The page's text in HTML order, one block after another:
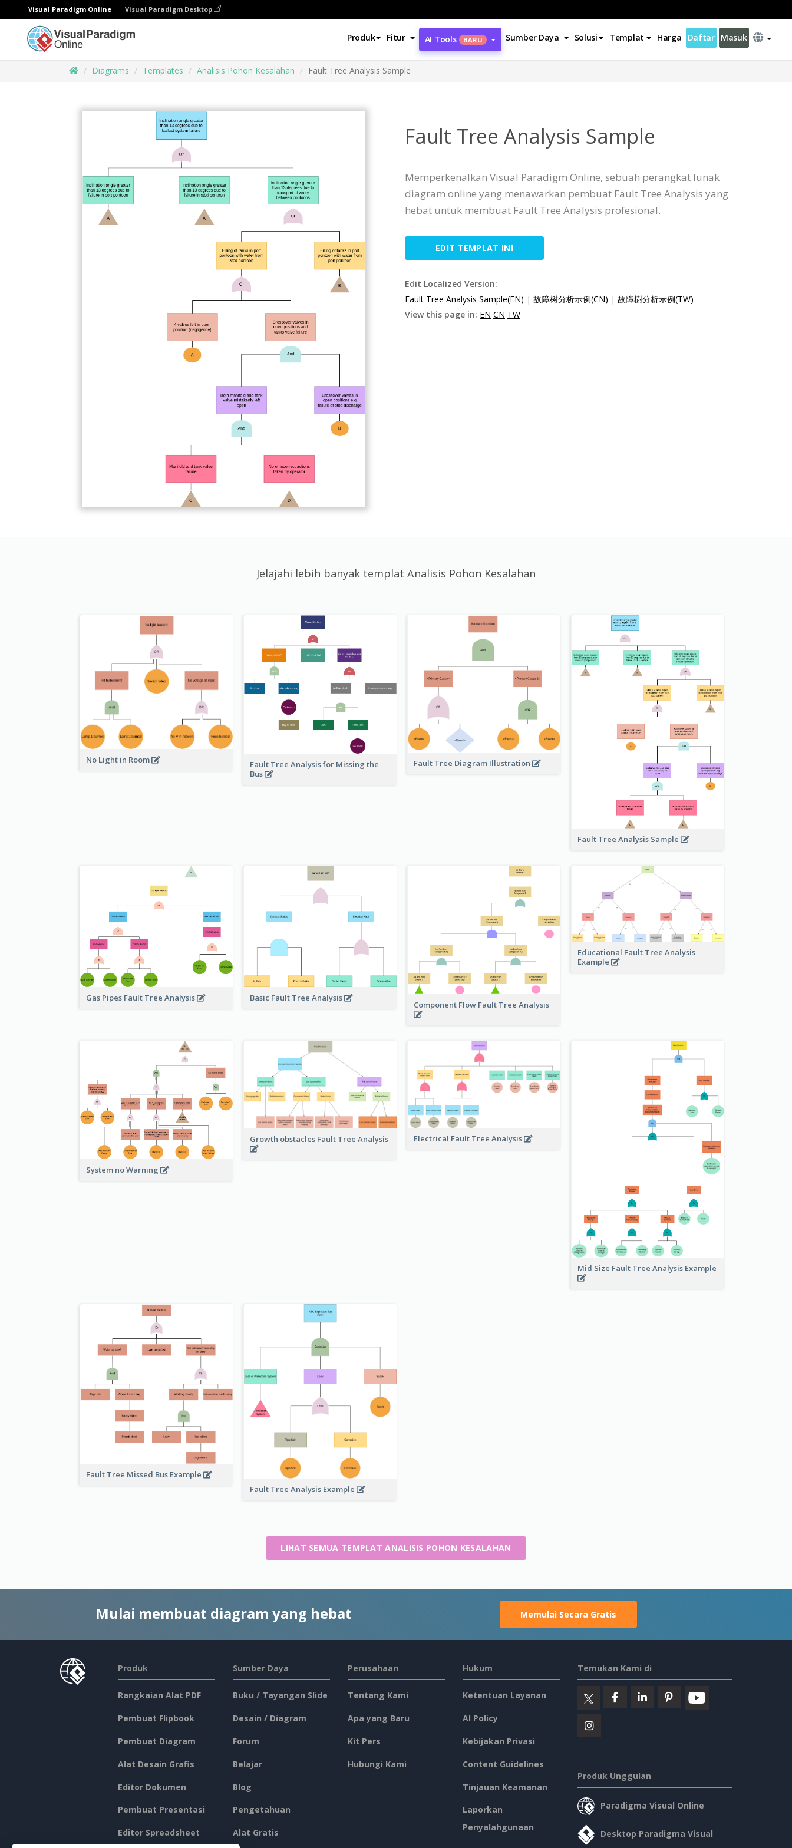
Visual Paradigm Online Visual Paradigm Desktop
Produk Fitur AI Tools BARU Sumber Daya Solusi Templat Harga Daftar Masuk
Diagrams Templates Analisis Pohon Kesalahan Fault Tree Analysis Sample
Fault Tree Analysis Sample
Memperkenalkan Visual Paradigm Online, sebuah perangkat lunak
diagram online yang menawarkan pembuat Fault Tree Analysis yang
hebat untuk membuat Fault Tree Analysis profesional.
EDIT TEMPLAT INI
Edit Localized Version:
Fault Tree Analysis Sample(EN) | 故障树分析示例(CN) | 故障樹分析示例(TW)
View this page in: EN CN TW
Jelajahi lebih banyak templat Analisis Pohon Kesalahan
No Light in Room
Fault Tree Analysis for Missing the
Bus
Fault Tree Diagram Illustration
Fault Tree Analysis Sample
Gas Pipes Fault Tree Analysis Basic Fault Tree Analysis
Component Flow Fault Tree Analysis
Educational Fault Tree Analysis
Example
System no Warning
Growth obstacles Fault Tree Analysis Electrical Fault Tree Analysis
Mid Size Fault Tree Analysis Example
Fault Tree Missed Bus Example
Fault Tree Analysis Example
LIHAT SEMUA TEMPLAT ANALISIS POHON KESALAHAN
Mulai membuat diagram yang hebat Memulai Secara Gratis
Produk
Rangkaian Alat PDF
Pembuat Flipbook
Pembuat Diagram
Alat Desain Grafis
Editor Dokumen
Pembuat Presentasi
Editor Spreadsheet
Sumber Daya
Buku / Tayangan Slide
Desain / Diagram
Forum
Belajar
Blog
Pengetahuan
Alat Gratis
Perusahaan
Tentang Kami
Apa yang Baru
Kit Pers
Hubungi Kami
Hukum
Ketentuan Layanan
AI Policy
Kebijakan Privasi
Content Guidelines
Tinjauan Keamanan
Laporkan
Penyalahgunaan
Temukan Kami di
Produk Unggulan
Paradigma Visual Online
Desktop Paradigma Visual